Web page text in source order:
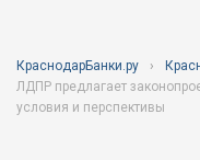
КраснодарБанки.ру
ЛДПР предлагает
условия и перспективы